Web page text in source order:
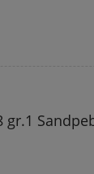
gr.1